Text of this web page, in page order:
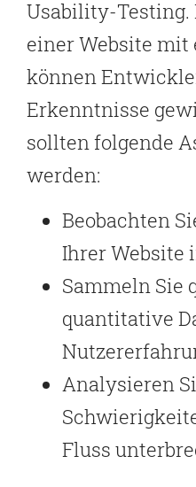
Usability-Testing.
einer Website
können
Erkenntnisse
sollten folgende
werden:
Beobachten
Ihrer Website
Sammeln Sie
quantitative
Analysieren
Fluss